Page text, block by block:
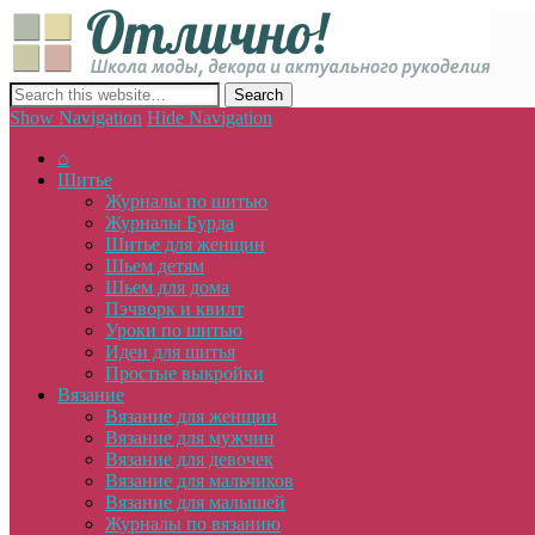
сайт о декоре, дизайне и моде, вязании, шитье и других видах
Show Navigation Hide Navigation
⌂
Шитье
Журналы по шитью
Журналы Бурда
Шитье для женщин
Шьем детям
Шьем для дома
Пэчворк и квилт
Уроки по шитью
Идеи для шитья
Простые выкройки
Вязание
Вязание для женщин
Вязание для мужчин
Вязание для девочек
Вязание для мальчиков
Вязание для малышей
Журналы по вязанию